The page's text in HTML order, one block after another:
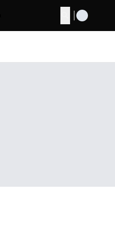
Buscar